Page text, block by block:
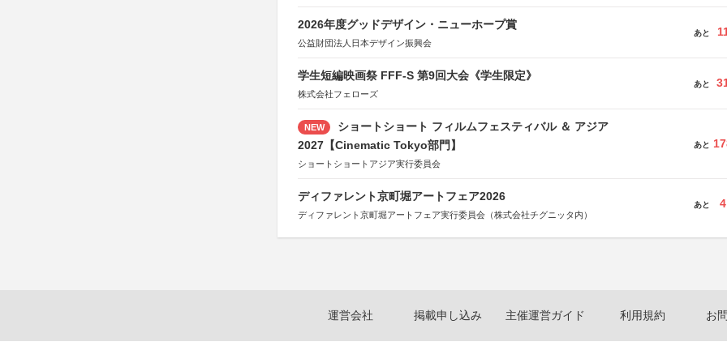
2026年度グッドデザイン・ニューホープ賞
公益財団法人日本デザイン振興会
あと
学生短編映画祭 FFF-S 第9回大会《学生限定》
株式会社フェローズ
あと
NEW
ショートショート フィルムフェスティバル ＆ アジア
2027【Cinematic Tokyo部門】
ショートショートアジア実行委員会
あと
ディファレント京町堀アートフェア2026
ディファレント京町堀アートフェア実行委員会（株式会社チグニッタ内）
あと 4
運営会社 掲載申し込み 主催運営ガイド 利用規約 お